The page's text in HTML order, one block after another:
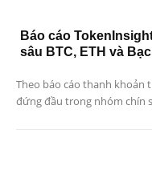
Báo cáo
sâu BTC, ETH và
Theo báo cáo thanh khoản
đứng đầu trong nhóm chín